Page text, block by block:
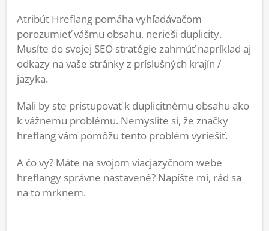
Atribút Hreflang pomáha vyhľadávačom
porozumieť vášmu obsahu, nerieši duplicity.
Musíte do svojej SEO stratégie zahrnúť napríklad aj
odkazy na vaše stránky z príslušných krajín /
jazyka.
Mali by ste pristupovať k duplicitnému obsahu ako
k vážnemu problému. Nemyslite si, že značky
hreflang vám pomôžu tento problém vyriešiť.
A čo vy? Máte na svojom viacjazyčnom webe
hreflangy správne nastavené? Napíšte mi, rád sa
na to mrknem.